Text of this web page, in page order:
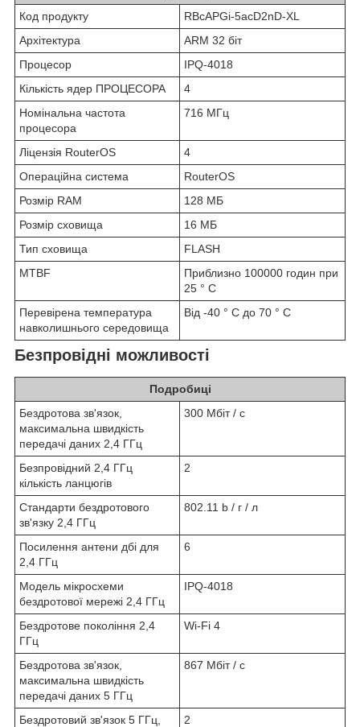
Код продукту
RBcAPGi-5acD2nD-XL
Архітектура
ARM 32 біт
Процесор
IPQ-4018
Кількість ядер ПРОЦЕСОРА
4
Номінальна частота
процесора
716 МГц
Ліцензія RouterOS
4
Операційна система
RouterOS
Розмір RAM
128 МБ
Розмір сховища
16 МБ
Тип сховища
FLASH
MTBF
Приблизно 100000 годин при
25 ° C
Перевірена температура
навколишнього середовища
Від -40 ° C до 70 ° C
Безпровідні можливості
Подробиці
Бездротова зв'язок,
максимальна швидкість
передачі даних 2,4 ГГц
300 Мбіт / с
Безпровідний 2,4 ГГц
кількість ланцюгів
2
Стандарти бездротового
зв'язку 2,4 ГГц
802.11 b / г / л
Посилення антени дбі для
2,4 ГГц
6
Модель мікросхеми
бездротової мережі 2,4 ГГц
IPQ-4018
Бездротове покоління 2,4
ГГц
Wi-Fi 4
Бездротова зв'язок,
максимальна швидкість
передачі даних 5 ГГц
867 Мбіт / с
Бездротовий зв'язок 5 ГГц,
2